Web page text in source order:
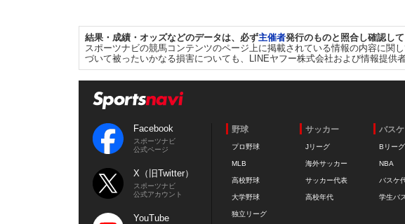
結果・成績・オッズなどのデータは、必ず主催者発行のものと照合し確認して
スポーツナビの競馬コンテンツのページ上に掲載されている情報の内容に関
づいて被ったいかなる損害についても、LINEヤフー株式会社および情報提供
Facebook
スポーツナビ
公式ページ
X（旧Twitter）
スポーツナビ
公式アカウント
YouTube
野球
プロ野球
MLB
高校野球
大学野球
独立リーグ
サッカー
Jリーグ
海外サッカー
サッカー代表
高校年代
バス
Bリーグ
NBA
バスケ
学生バ